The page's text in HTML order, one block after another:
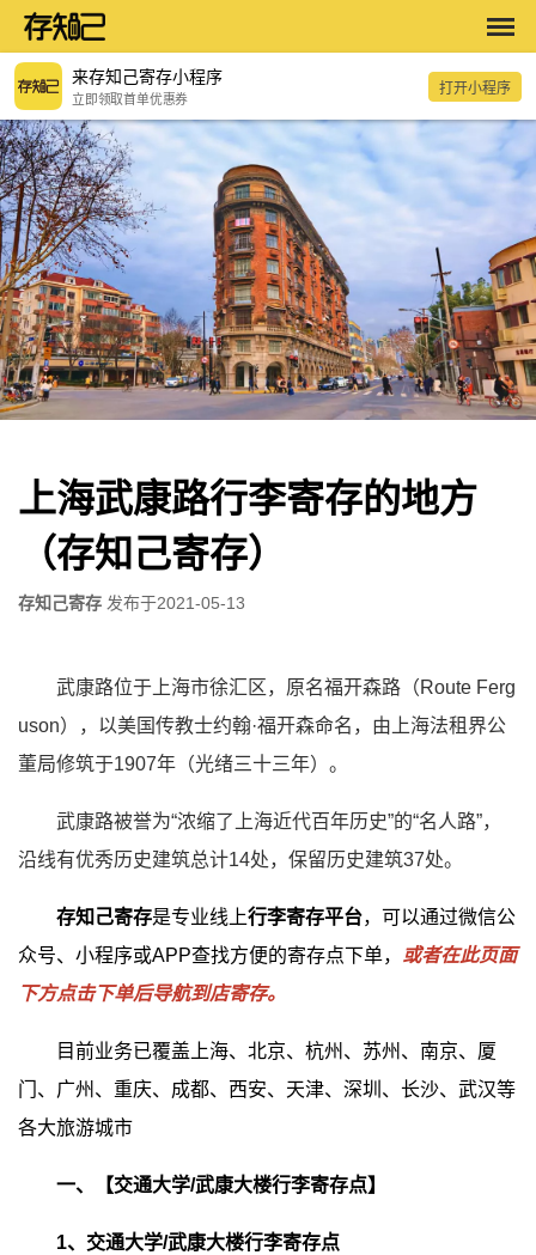
来存知己寄存小程序
立即领取首单优惠券
打开小程序
上海武康路行李寄存的地方
（存知己寄存）
存知己寄存 发布于2021-05-13
武康路位于上海市徐汇区，原名福开森路（Route Ferg
uson），以美国传教士约翰·福开森命名，由上海法租界公
董局修筑于1907年（光绪三十三年）。
武康路被誉为“浓缩了上海近代百年历史”的“名人路”，
沿线有优秀历史建筑总计14处，保留历史建筑37处。
存知己寄存是专业线上行李寄存平台，可以通过微信公
众号、小程序或APP查找方便的寄存点下单， 或者在此页面
下方点击下单后导航到店寄存。
目前业务已覆盖上海、北京、杭州、苏州、南京、厦
门、广州、重庆、成都、西安、天津、深圳、长沙、武汉等
各大旅游城市
一、【交通大学/武康大楼行李寄存点】
1、交通大学/武康大楼行李寄存点